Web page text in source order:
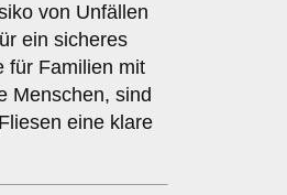
von Unfällen
ein sicheres
für Familien mit
Menschen, sind
eine klare